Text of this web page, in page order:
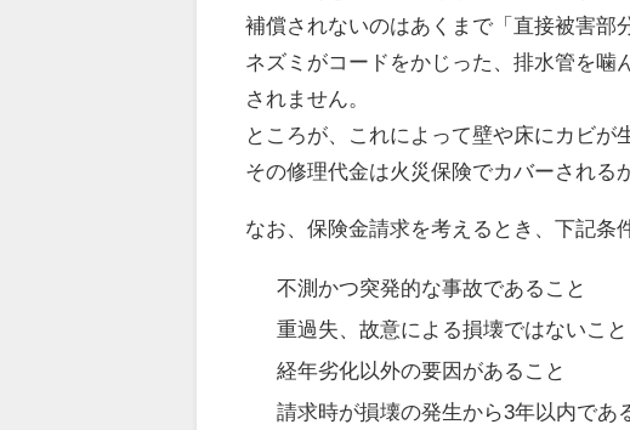
補償されないのはあくまで「直接被害部
ネズミがコードをかじった、排水管を噛
されません。
ところが、これによって壁や床にカビが
その修理代金は火災保険でカバーされる
なお、保険金請求を考えるとき、下記条
不測かつ突発的な事故であること
重過失、故意による損壊ではないこと
経年劣化以外の要因があること
請求時が損壊の発生から3年以内であ